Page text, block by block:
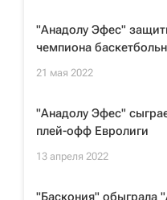
"Анадолу Эфес"
чемпиона
21 мая 2022
"Анадолу Эфес"
плей-офф Евролиги
13 апреля 2022
"Баскония" обыграла